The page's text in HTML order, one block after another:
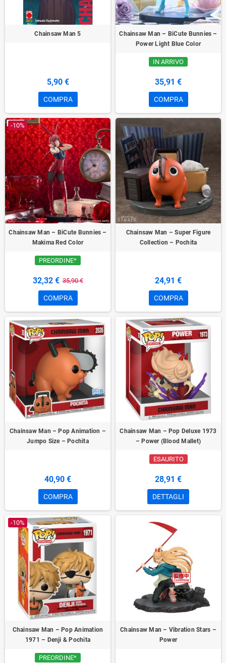
Chainsaw Man 5
5,90 €
COMPRA
Chainsaw Man – BiCute Bunnies –
Power Light Blue Color
IN ARRIVO
35,91 €
COMPRA
-10%
Chainsaw Man – BiCute Bunnies –
Makima Red Color
PREORDINE*
32,32 € 35,90 €
COMPRA
Chainsaw Man – Super Figure
Collection – Pochita
24,91 €
COMPRA
Chainsaw Man – Pop Animation –
Jumpo Size – Pochita
40,90 €
COMPRA
Chainsaw Man – Pop Deluxe 1973
– Power (Blood Mallet)
ESAURITO
28,91 €
DETTAGLI
-10%
Chainsaw Man – Pop Animation
1971 – Denji & Pochita
PREORDINE*
Chainsaw Man – Vibration Stars –
Power